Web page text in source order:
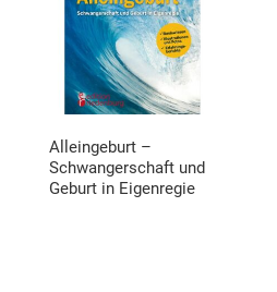
Alleingeburt –
Schwangerschaft und
Geburt in Eigenregie